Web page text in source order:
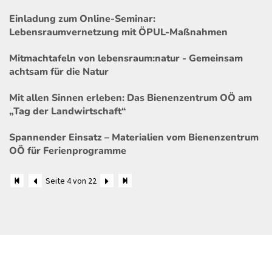
Einladung zum Online-Seminar:
Lebensraumvernetzung mit ÖPUL-Maßnahmen
Mitmachtafeln von lebensraum:natur - Gemeinsam
achtsam für die Natur
Mit allen Sinnen erleben: Das Bienenzentrum OÖ am
„Tag der Landwirtschaft“
Spannender Einsatz – Materialien vom Bienenzentrum
OÖ für Ferienprogramme
Seite 4 von 22